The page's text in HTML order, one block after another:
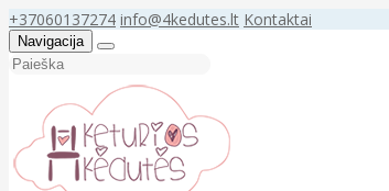
+37060137274 info@4kedutes.lt Kontaktai
Navigacija